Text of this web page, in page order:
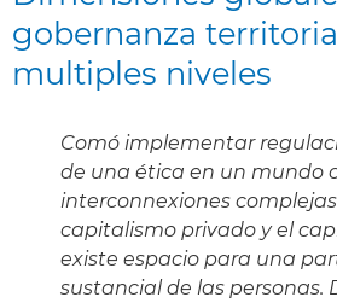
gobernanza
multiples niveles
Comó implementar
de una ética en un mundo
interconnexiones complejas
capitalismo privado y el
existe espacio para una
sustancial de las personas.